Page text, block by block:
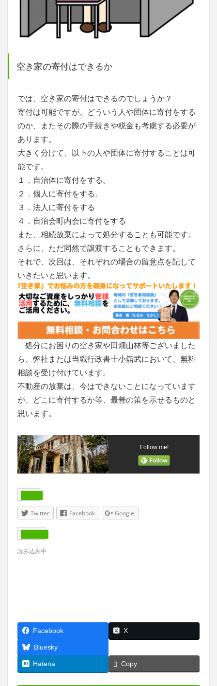
空き家の寄付はできるか
では、空き家の寄付はできるのでしょうか？
寄付は可能ですが、どういう人や団体に寄付をする
のか、またその際の手続きや税金も考慮する必要が
あります。
大きく分けて、以下の人や団体に寄付することは可
能です。
１．自治体に寄付をする。
２．個人に寄付をする。
３．法人に寄付をする
４．自治会町内会に寄付をする
また、相続放棄によって処分することも可能です。
さらに、ただ同然で譲渡することもできます。
それで、次回は、それぞれの場合の留意点を記して
いきたいと思います。
処分にお困りの空き家や田畑山林等ございました
ら、弊社または当職行政書士小舘武において、無料
相談を受け付けています。
不動産の放棄は、今はできないことになっています
が、どこに寄付するか等、最善の策を示せるものと
思います。
Follow me!
Twitter Facebook Google
読み込み中...
Facebook X
Bluesky
Hatena Copy